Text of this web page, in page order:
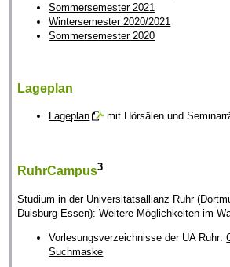
Sommersemester 2021
Wintersemester 2020/2021
Sommersemester 2020
Lageplan
Lageplan mit Hörsälen und
RuhrCampus3
Studium in der Universitätsallianz Ruhr
Duisburg-Essen): Weitere Möglichkeiten im
Vorlesungsverzeichnisse der UA Ruhr:
Suchmaske